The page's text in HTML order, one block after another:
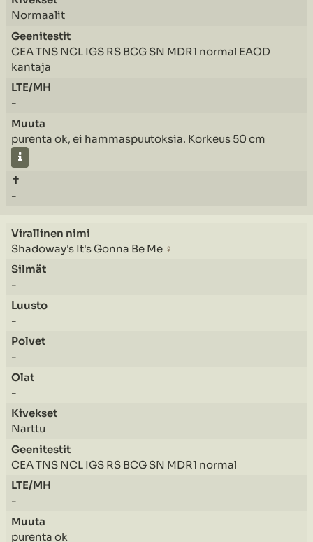
Normaalit
CEA TNS NCL IGS RS BCG SN MDR1 normal EAOD
kantaja
-
purenta ok, ei hammaspuutoksia. Korkeus 50 cm
-
Shadoway's It's Gonna Be Me ♀
-
-
-
-
Narttu
CEA TNS NCL IGS RS BCG SN MDR1 normal
-
purenta ok